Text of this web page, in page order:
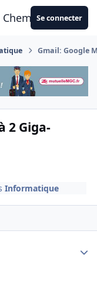
CheminotsSe connecter
Gmail: Google
2 Giga-
Informatique